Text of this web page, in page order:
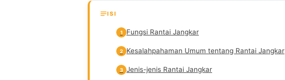
ISI
1 Fungsi Rantai Jangkar
2 Kesalahpahaman Umum tentang Rantai Jangkar
3 Jenis-jenis Rantai Jangkar